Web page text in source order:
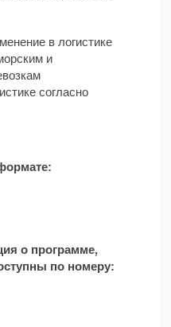
в логистике
и
согласно
о программе,
по номеру: